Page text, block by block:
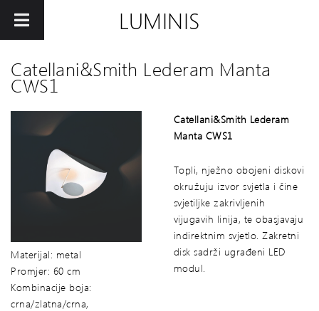
LUMINIS
Catellani&Smith Lederam Manta
CWS1
Materijal: metal
Promjer: 60 cm
Kombinacije boja:
crna/zlatna/crna,
Catellani&Smith Lederam
Manta CWS1
Topli, nježno obojeni diskovi
okružuju izvor svjetla i čine
svjetiljke zakrivljenih
vijugavih linija, te obasjavaju
indirektnim svjetlo. Zakretni
disk sadrži ugrađeni LED
modul.